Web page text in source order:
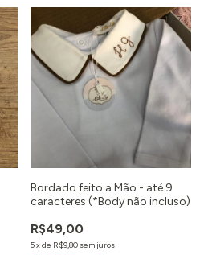
1 /7
Bordado feito a Mão - até 9
caracteres (*Body não incluso)
R$49,00
5xde R$9,80 sem juros